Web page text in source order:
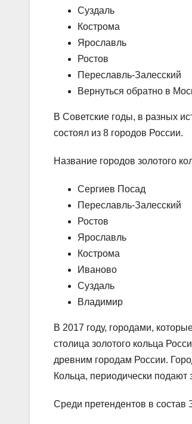
Суздаль
Кострома
Ярославль
Ростов
Переславль-Залесский
Вернуться обратно в
В Советские годы, в разных
состоял из 8 городов России.
Название городов золотого
Сергиев Посад
Переславль-Залесский
Ростов
Ярославль
Кострома
Иваново
Суздаль
Владимир
В 2017 году, городами,
столица золотого кольца
древним городам России.
Кольца, периодически подают
Среди претендентов в состав